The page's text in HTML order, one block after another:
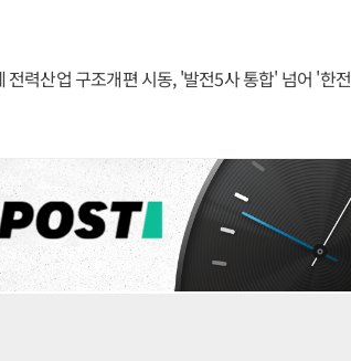
전력산업 구조개편 시동, '발전5사 통합' 넘어 '한전